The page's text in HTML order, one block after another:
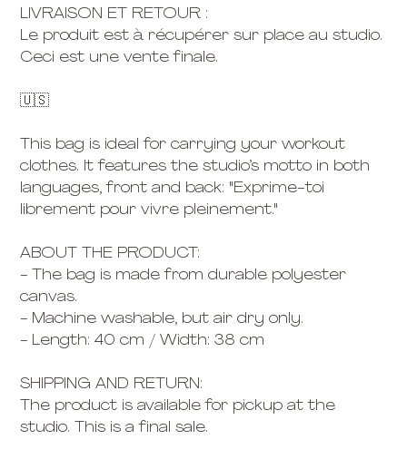
LIVRAISON ET RETOUR :
Le produit est à récupérer sur place au studio.
Ceci est une vente finale.
🇺🇸
This bag is ideal for carrying your workout
clothes. It features the studio’s motto in both
languages, front and back: "Exprime-toi
librement pour vivre pleinement."
ABOUT THE PRODUCT:
- The bag is made from durable polyester
canvas.
- Machine washable, but air dry only.
- Length: 40 cm / Width: 38 cm
SHIPPING AND RETURN:
The product is available for pickup at the
studio. This is a final sale.